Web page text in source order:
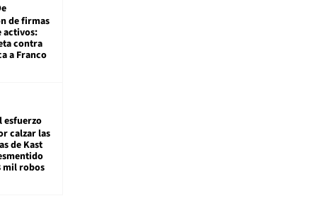
de firmas
activos:
contra
a Franco
esfuerzo
calzar las
de Kast
mil robos